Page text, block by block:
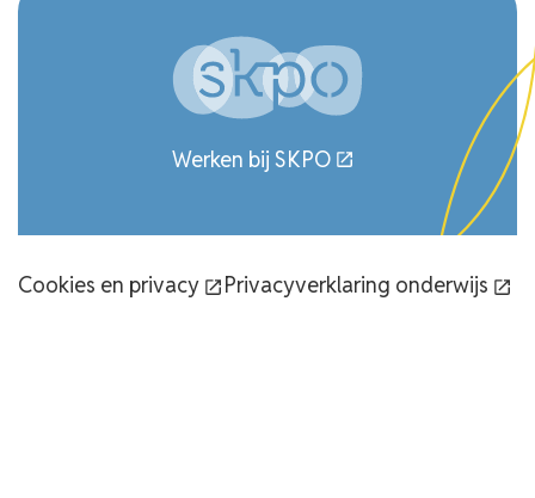
Werken bij SKPO
Cookies en privacy Privacyverklaring onderwijs